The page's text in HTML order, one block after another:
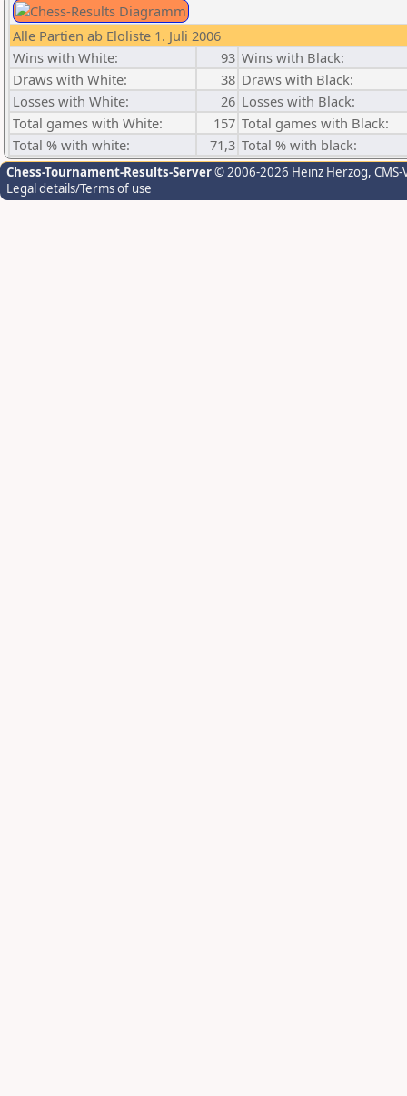
Alle Partien ab Eloliste 1. Juli 2006
Wins with White:
93 Wins with Black:
Draws with White:
38 Draws with Black:
Losses with White:
26 Losses with Black:
Total games with White:
157 Total games with Black:
Total % with white:
71,3 Total % with black:
Chess-Tournament-Results-Server© 2006-2026 Heinz Herzog,
Legal details/Terms of use